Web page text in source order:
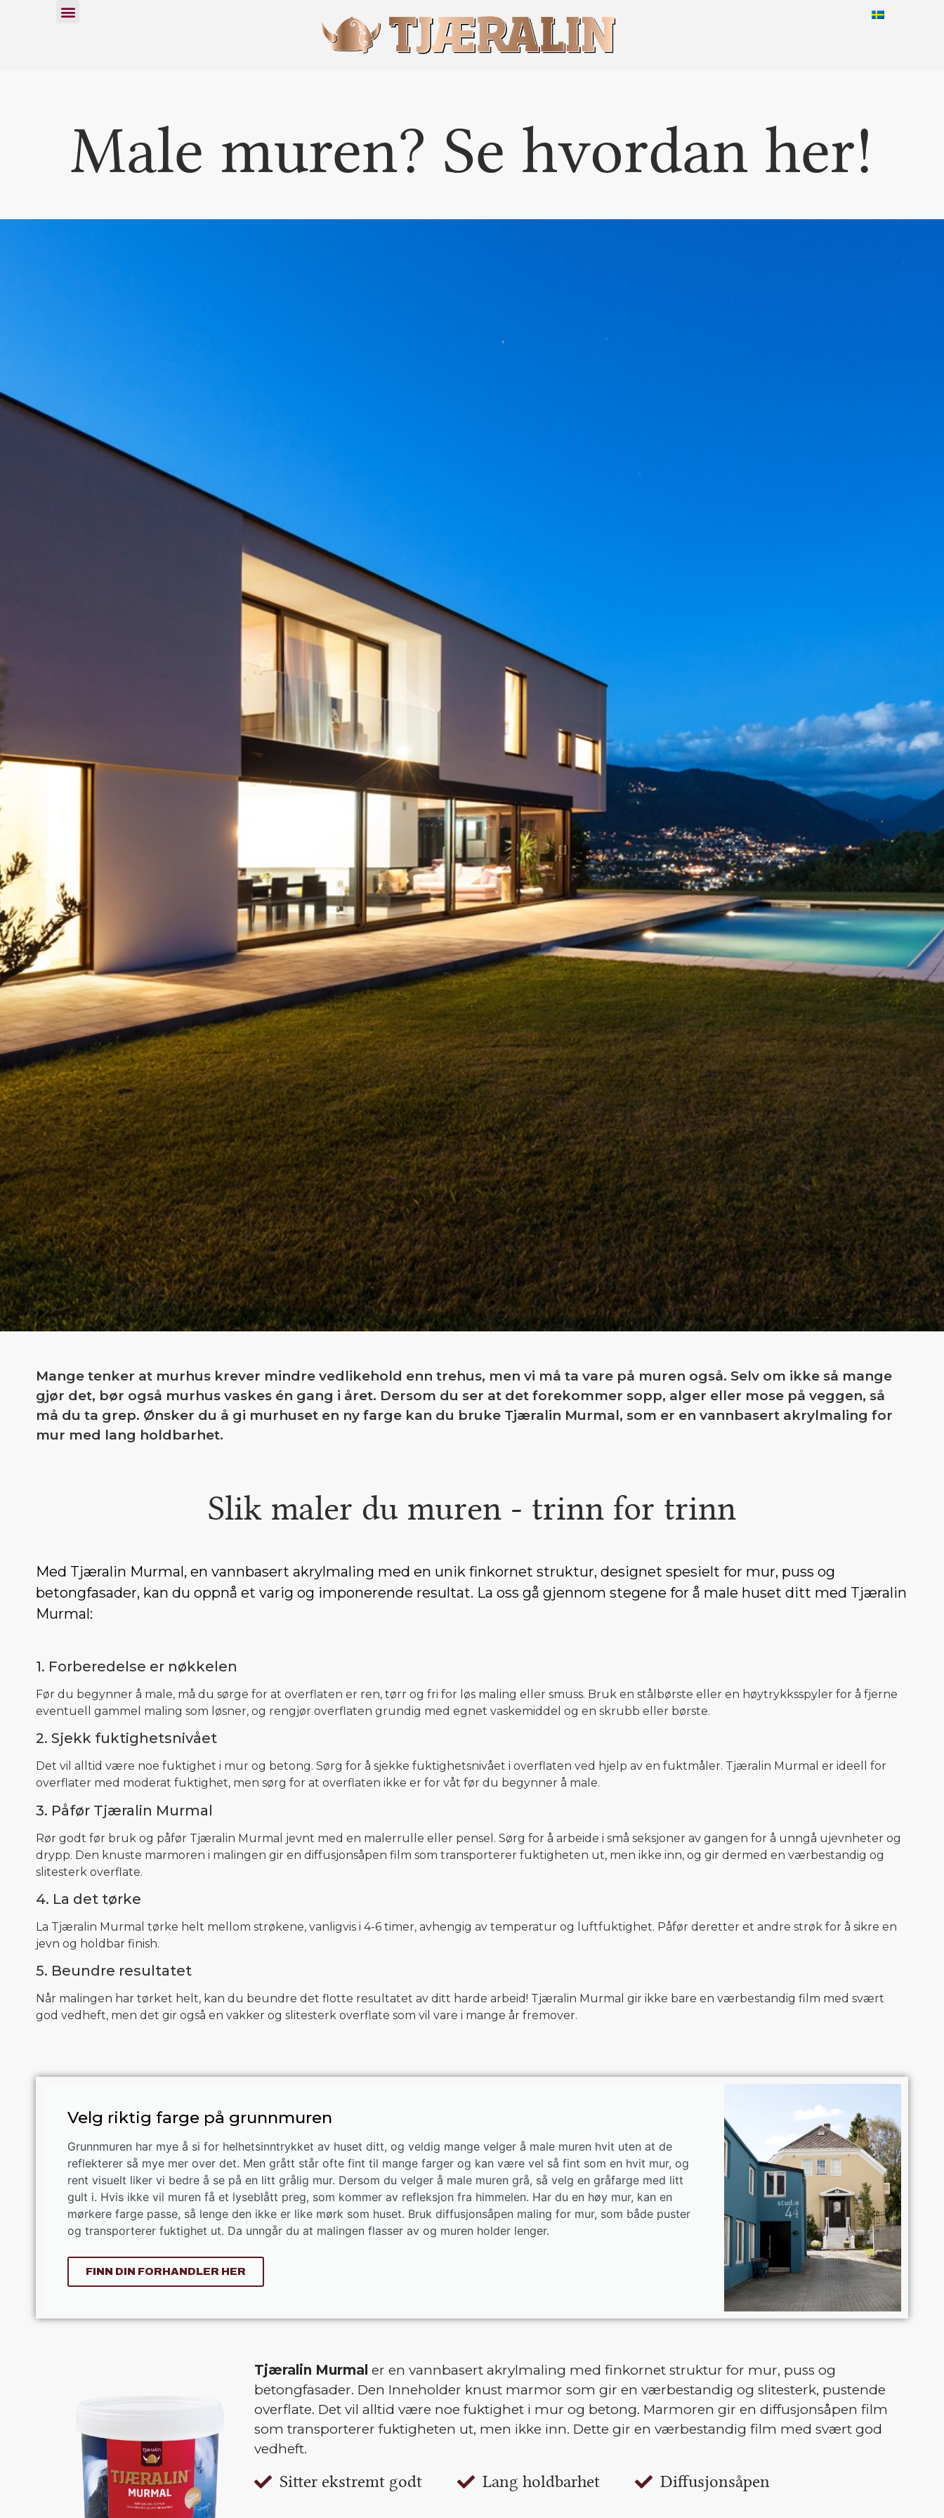
Male muren? Se hvordan her!
Mange tenker at murhus krever mindre vedlikehold enn trehus, men vi må ta vare på muren også. Selv om ikke så mange
gjør det, bør også murhus vaskes én gang i året. Dersom du ser at det forekommer sopp, alger eller mose på veggen, så
må du ta grep. Ønsker du å gi murhuset en ny farge kan du bruke Tjæralin Murmal, som er en vannbasert akrylmaling for
mur med lang holdbarhet.
Slik maler du muren - trinn for trinn
Med Tjæralin Murmal, en vannbasert akrylmaling med en unik finkornet struktur, designet spesielt for mur, puss og
betongfasader, kan du oppnå et varig og imponerende resultat. La oss gå gjennom stegene for å male huset ditt med Tjæralin
Murmal:
1. Forberedelse er nøkkelen
Før du begynner å male, må du sørge for at overflaten er ren, tørr og fri for løs maling eller smuss. Bruk en stålbørste eller en høytrykksspyler for å fjerne
eventuell gammel maling som løsner, og rengjør overflaten grundig med egnet vaskemiddel og en skrubb eller børste.
2. Sjekk fuktighetsnivået
Det vil alltid være noe fuktighet i mur og betong. Sørg for å sjekke fuktighetsnivået i overflaten ved hjelp av en fuktmåler. Tjæralin Murmal er ideell for
overflater med moderat fuktighet, men sørg for at overflaten ikke er for våt før du begynner å male.
3. Påfør Tjæralin Murmal
Rør godt før bruk og påfør Tjæralin Murmal jevnt med en malerrulle eller pensel. Sørg for å arbeide i små seksjoner av gangen for å unngå ujevnheter og
drypp. Den knuste marmoren i malingen gir en diffusjonsåpen film som transporterer fuktigheten ut, men ikke inn, og gir dermed en værbestandig og
slitesterk overflate.
4. La det tørke
La Tjæralin Murmal tørke helt mellom strøkene, vanligvis i 4-6 timer, avhengig av temperatur og luftfuktighet. Påfør deretter et andre strøk for å sikre en
jevn og holdbar finish.
5. Beundre resultatet
Når malingen har tørket helt, kan du beundre det flotte resultatet av ditt harde arbeid! Tjæralin Murmal gir ikke bare en værbestandig film med svært
god vedheft, men det gir også en vakker og slitesterk overflate som vil vare i mange år fremover.
Velg riktig farge på grunnmuren
Grunnmuren har mye å si for helhetsinntrykket av huset ditt, og veldig mange velger å male muren hvit uten at de
reflekterer så mye mer over det. Men grått står ofte fint til mange farger og kan være vel så fint som en hvit mur, og
rent visuelt liker vi bedre å se på en litt grålig mur. Dersom du velger å male muren grå, så velg en gråfarge med litt
gult i. Hvis ikke vil muren få et lyseblått preg, som kommer av refleksjon fra himmelen. Har du en høy mur, kan en
mørkere farge passe, så lenge den ikke er like mørk som huset. Bruk diffusjonsåpen maling for mur, som både puster
og transporterer fuktighet ut. Da unngår du at malingen flasser av og muren holder lenger.
FINN DIN FORHANDLER HER
Tjæralin Murmal er en vannbasert akrylmaling med finkornet struktur for mur, puss og
betongfasader. Den Inneholder knust marmor som gir en værbestandig og slitesterk, pustende
overflate. Det vil alltid være noe fuktighet i mur og betong. Marmoren gir en diffusjonsåpen film
som transporterer fuktigheten ut, men ikke inn. Dette gir en værbestandig film med svært god
vedheft.
Sitter ekstremt godt Lang holdbarhet Diffusjonsåpen